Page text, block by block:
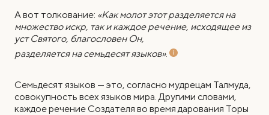
А вот толкование: «Как молот этот разделяется на
множество искр, так и каждое речение, исходящее из
уст Святого, благословен Он,
разделяется на семьдесят языков».
Семьдесят языков — это, согласно мудрецам Талмуда,
совокупность всех языков мира. Другими словами,
каждое речение Создателя во время дарования Торы